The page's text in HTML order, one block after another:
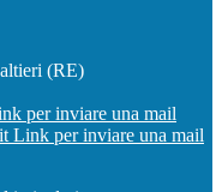
(RE)
per inviare una mail
Link per inviare una mail